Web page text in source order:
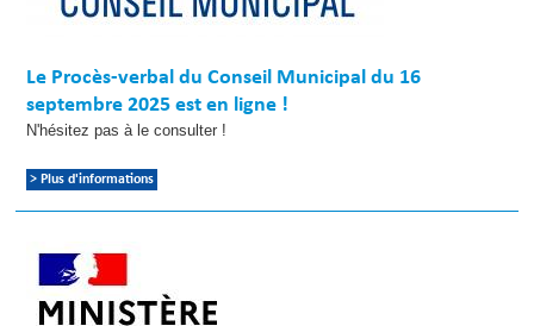
Le Procès-verbal du Conseil Municipal du 16
septembre 2025 est en ligne !
N'hésitez pas à le consulter !
> Plus d'informations